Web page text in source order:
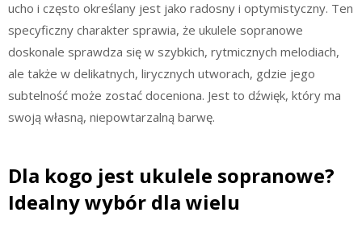
ucho i często określany jest jako radosny i optymistyczny. Ten
specyficzny charakter sprawia, że ukulele sopranowe
doskonale sprawdza się w szybkich, rytmicznych melodiach,
ale także w delikatnych, lirycznych utworach, gdzie jego
subtelność może zostać doceniona. Jest to dźwięk, który ma
swoją własną, niepowtarzalną barwę.
Dla kogo jest ukulele sopranowe?
Idealny wybór dla wielu